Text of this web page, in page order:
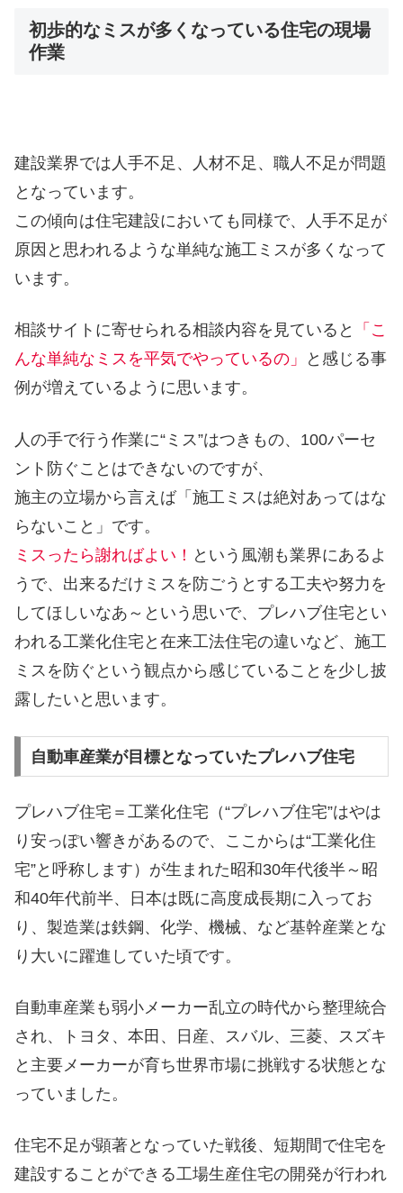
初歩的なミスが多くなっている住宅の現場
作業
建設業界では人手不足、人材不足、職人不足が問題
となっています。
この傾向は住宅建設においても同様で、人手不足が
原因と思われるような単純な施工ミスが多くなって
います。
相談サイトに寄せられる相談内容を見ていると
「こ
んな単純なミスを平気でやっているの」
と感じる事
例が増えているように思います。
人の手で行う作業に“ミス”はつきもの、100パーセ
ント防ぐことはできないのですが、
施主の立場から言えば「施工ミスは絶対あってはな
らないこと」です。
ミスったら謝ればよい！ という風潮も業界にあるよ
うで、出来るだけミスを防ごうとする工夫や努力を
してほしいなあ～という思いで、プレハブ住宅とい
われる工業化住宅と在来工法住宅の違いなど、施工
ミスを防ぐという観点から感じていることを少し披
露したいと思います。
自動車産業が目標となっていたプレハブ住宅
プレハブ住宅＝工業化住宅（“プレハブ住宅”はやは
り安っぽい響きがあるので、ここからは“工業化住
宅”と呼称します）が生まれた昭和30年代後半～昭
和40年代前半、日本は既に高度成長期に入ってお
り、製造業は鉄鋼、化学、機械、など基幹産業とな
り大いに躍進していた頃です。
自動車産業も弱小メーカー乱立の時代から整理統合
され、トヨタ、本田、日産、スバル、三菱、スズキ
と主要メーカーが育ち世界市場に挑戦する状態とな
っていました。
住宅不足が顕著となっていた戦後、短期間で住宅を
建設することができる工場生産住宅の開発が行われ